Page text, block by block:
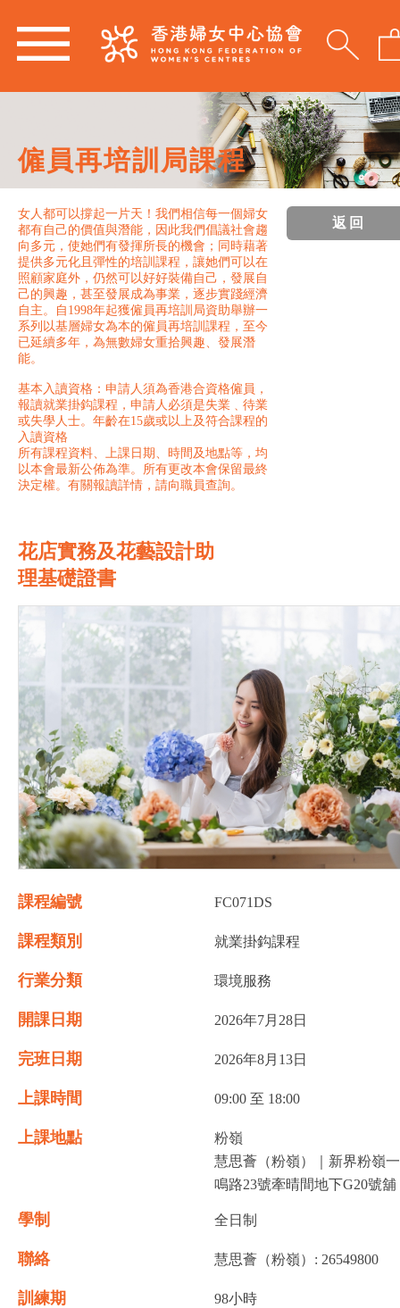
僱員再培訓局課程
女人都可以撐起一片天！我們相信每一個婦女
都有自己的價值與潛能，因此我們倡議社會趨
向多元，使她們有發揮所長的機會；同時藉著
提供多元化且彈性的培訓課程，讓她們可以在
照顧家庭外，仍然可以好好裝備自己，發展自
己的興趣，甚至發展成為事業，逐步實踐經濟
自主。自1998年起獲僱員再培訓局資助舉辦一
系列以基層婦女為本的僱員再培訓課程，至今
已延續多年，為無數婦女重拾興趣、發展潛
能。
基本入讀資格：申請人須為香港合資格僱員，
報讀就業掛鈎課程，申請人必須是失業﹑待業
或失學人士。年齡在15歲或以上及符合課程的
入讀資格
所有課程資料、上課日期、時間及地點等，均
以本會最新公佈為準。所有更改本會保留最終
決定權。有關報讀詳情，請向職員查詢。
返回
花店實務及花藝設計助
理基礎證書
課程編號 FC071DS
課程類別 就業掛鈎課程
行業分類 環境服務
開課日期 2026年7月28日
完班日期 2026年8月13日
上課時間 09:00 至 18:00
上課地點
粉嶺
慧思薈（粉嶺）｜新界粉嶺一
鳴路23號牽晴間地下G20號舖
學制 全日制
聯絡 慧思薈（粉嶺）: 26549800
訓練期 98小時